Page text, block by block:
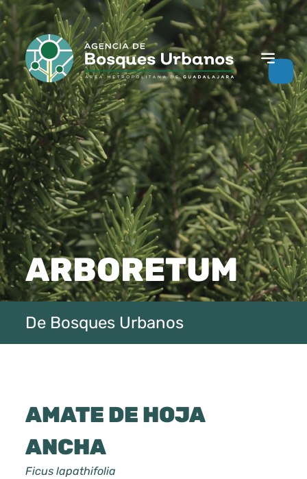
ARBORETUM
De Bosques Urbanos
AMATE DE HOJA
ANCHA
Ficus lapathifolia